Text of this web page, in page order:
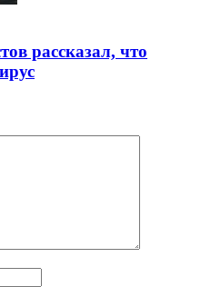
рассказал, что